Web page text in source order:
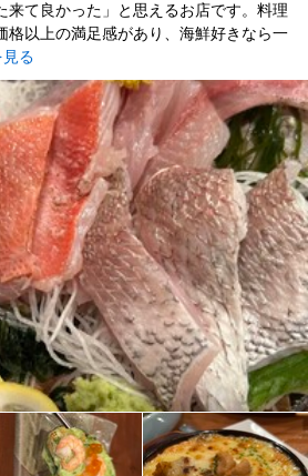
来て良かった」と思えるお店です。料理
格以上の満足感があり、海鮮好きなら一
る